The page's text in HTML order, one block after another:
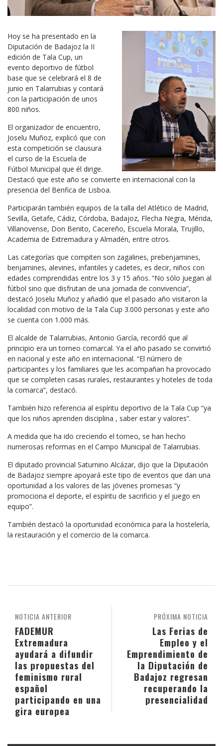
Hoy se ha presentado en la
Diputación de Badajoz la II
edición de Tala Cup, un
evento deportivo de fútbol
base que se celebrará el 8 de
junio en Talarrubias y contará
con la participación de unos
800 niños.
El organizador de encuentro,
Joselu Muñoz, explicó que con
esta competición se clausura
el curso de la Escuela de
Fútbol Municipal que él dirige.
Destacó que este año se convierte en internacional con la
presencia del Benfica de Lisboa.
Participarán también equipos de la talla del Atlético de Madrid,
Sevilla, Getafe, Cádiz, Córdoba, Badajoz, Flecha Negra, Mérida,
Villanovense, Don Benito, Cacereño, Escuela Morala, Trujillo,
Academia de Extremadura y Almadén, entre otros.
Las categorías que compiten son zagalines, prebenjamines,
benjamines, alevines, infantiles y cadetes, es decir, niños con
edades comprendidas entre los 3 y 15 años. “No sólo juegan al
fútbol sino que disfrutan de una jornada de convivencia”,
destacó Joselu Muñoz y añadió que el pasado año visitaron la
localidad con motivo de la Tala Cup 3.000 personas y este año
se cuenta con 1.000 más.
El alcalde de Talarrubias, Antonio García, recordó que al
principio era un torneo comarcal. Ya el año pasado se convirtió
en nacional y este año en internacional. “El número de
participantes y los familiares que les acompañan ha provocado
que se completen casas rurales, restaurantes y hoteles de toda
la comarca”, destacó.
También hizo referencia al espíritu deportivo de la Tala Cup “ya
que los niños aprenden disciplina , saber estar y valores”.
A medida que ha ido creciendo el torneo, se han hecho
numerosas reformas en el Campo Municipal de Talarrubias.
El diputado provincial Saturnino Alcázar, dijo que la Diputación
de Badajoz siempre apoyará este tipo de eventos que dan una
oportunidad a los valores de las jóvenes promesas “y
promociona el deporte, el espíritu de sacrificio y el juego en
equipo”.
También destacó la oportunidad económica para la hostelería,
la restauración y el comercio de la comarca.
PRÓXIMA NOTICIA
Las Ferias de
Empleo y el
Emprendimiento de
la Diputación de
Badajoz regresan
recuperando la
presencialidad
NOTICIA ANTERIOR
FADEMUR
Extremadura
ayudará a difundir
las propuestas del
feminismo rural
español
participando en una
gira europea